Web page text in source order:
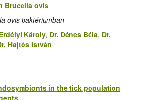
Brucella ovis
ovis baktériumban
Károly, Dr. Dénes Béla, Dr.
Hajtós István
in the tick population